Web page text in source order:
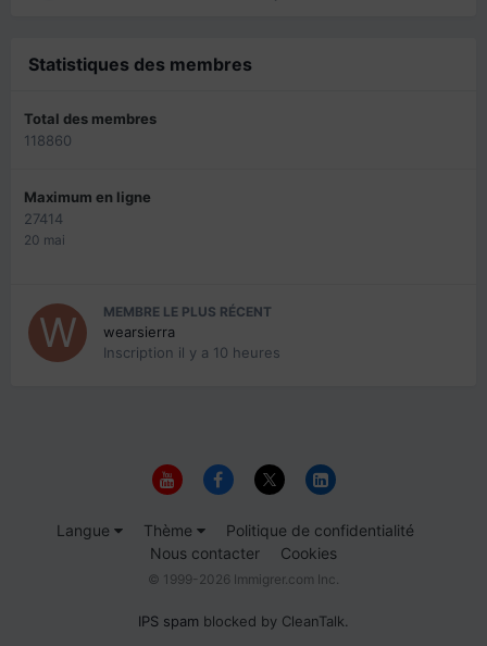
Statistiques des membres
Total des membres
118860
Maximum en ligne
27414
20 mai
MEMBRE LE PLUS RÉCENT
wearsierra
Inscription il y a 10 heures
Langue Thème
Politique de confidentialité
Nous contacter
Cookies
© 1999-2026 Immigrer.com Inc.
IPS spam blocked by CleanTalk.